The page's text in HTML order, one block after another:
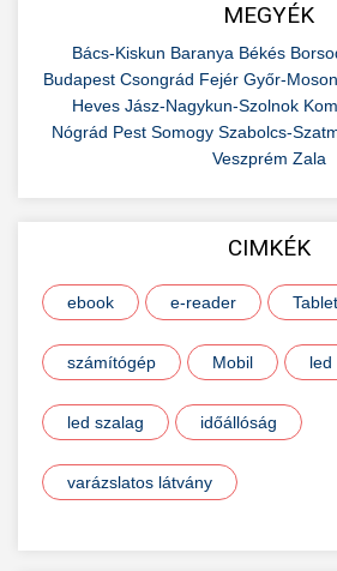
MEGYÉK
Bács-Kiskun Baranya Békés
Budapest Csongrád Fejér Győr-
Heves Jász-Nagykun-Szolnok
Nógrád Pest Somogy Szabolcs-
Veszprém Zala
CIMKÉK
ebook e-reader Tablet
számítógép Mobil led
led szalag időállóság
varázslatos látvány